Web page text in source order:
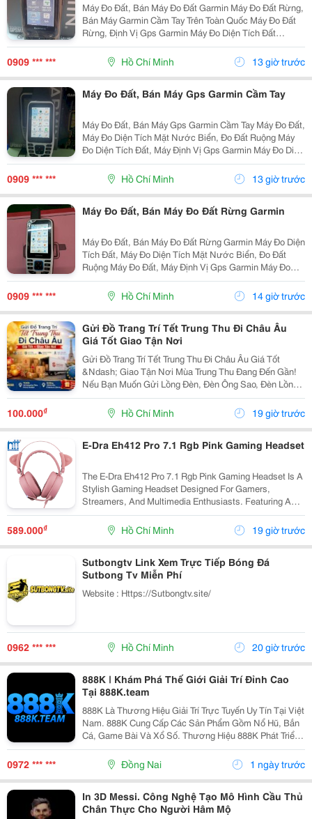
Máy Đo Đất, Bán Máy Đo Đất Garmin Máy Đo Đất Rừng,
Bán Máy Garmin Cầm Tay Trên Toàn Quốc Máy Đo Đất
Rừng, Định Vị Gps Garmin Máy Đo Diện Tích Đất
Garmin Cầm Tay Máy Đo Đất Garmin Cầm Tay Máy Đo
Diện Tích Đất Nông Nghiệp Garmin Máy Đo Đất...
0909 *** *** Hồ Chí Minh 13 giờ trước
Máy Đo Đất, Bán Máy Gps Garmin Cầm Tay
Máy Đo Đất, Bán Máy Gps Garmin Cầm Tay Máy Đo Đất,
Máy Đo Diện Tích Mặt Nước Biển, Đo Đất Ruộng Máy
Đo Diện Tích Đất, Máy Định Vị Gps Garmin Máy Đo Diện
Tích Đất Garmin Cầm Tay Máy Đo Đất Garmin Cầm Tay
Máy Đo Diện Tích Đất Nông...
0909 *** *** Hồ Chí Minh 13 giờ trước
Máy Đo Đất, Bán Máy Đo Đất Rừng Garmin
Máy Đo Đất, Bán Máy Đo Đất Rừng Garmin Máy Đo Diện
Tích Đất, Máy Đo Diện Tích Mặt Nước Biển, Đo Đất
Ruộng Máy Đo Đất, Máy Định Vị Gps Garmin Máy Đo
Diện Tích Đất Garmin Cầm Tay Máy Đo Đất Garmin Cầm
Tay Máy Đo Diện Tích Đất Nông...
0909 *** *** Hồ Chí Minh 14 giờ trước
Gửi Đồ Trang Trí Tết Trung Thu Đi Châu Âu
Giá Tốt Giao Tận Nơi
Gửi Đồ Trang Trí Tết Trung Thu Đi Châu Âu Giá Tốt
&Ndash; Giao Tận Nơi Mùa Trung Thu Đang Đến Gần!
Nếu Bạn Muốn Gửi Lồng Đèn, Đèn Ông Sao, Đèn Lồng
Vải, Phụ Kiện Trang Trí, Mô Hình Trung Thu, Đồ
Handmade, Đồ Decor Cửa Hàng, Quà Tặng Lễ Hội
100.000₫ Hồ Chí Minh 19 giờ trước
E-Dra Eh412 Pro 7.1 Rgb Pink Gaming Headset
The E-Dra Eh412 Pro 7.1 Rgb Pink Gaming Headset Is A
Stylish Gaming Headset Designed For Gamers,
Streamers, And Multimedia Enthusiasts. Featuring A
Distinctive Pink Finish, Immersive 7.1 Virtual Surround
Sound , And Vibrant Rgb Lighting, It Delivers...
589.000₫ Hồ Chí Minh 19 giờ trước
Sutbongtv Link Xem Trực Tiếp Bóng Đá
Sutbong Tv Miễn Phí
Website : Https://Sutbongtv.site/
0962 *** *** Hồ Chí Minh 20 giờ trước
888K | Khám Phá Thế Giới Giải Trí Đỉnh Cao
Tại 888K.team
888K Là Thương Hiệu Giải Trí Trực Tuyến Uy Tín Tại Việt
Nam. 888K Cung Cấp Các Sản Phẩm Gồm Nổ Hũ, Bắn
Cá, Game Bài Và Xổ Số. Thương Hiệu 888K Phát Triển
Hệ Thống Cá Cược An Toàn, Đáp Ứng Nhu Cầu Giải Trí
Của Người Chơi Trên Toàn Quốc. Đơn Vị Sở Hữu...
0972 *** *** Đồng Nai 1 ngày trước
In 3D Messi. Công Nghệ Tạo Mô Hình Cầu Thủ
Chân Thực Cho Người Hâm Mộ